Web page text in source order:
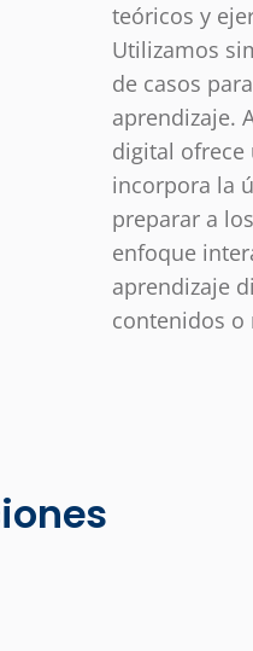
teóricos y
Utilizamos
de casos
aprendizaje.
digital ofrece
incorpora la
preparar a
enfoque
aprendizaje
contenidos o